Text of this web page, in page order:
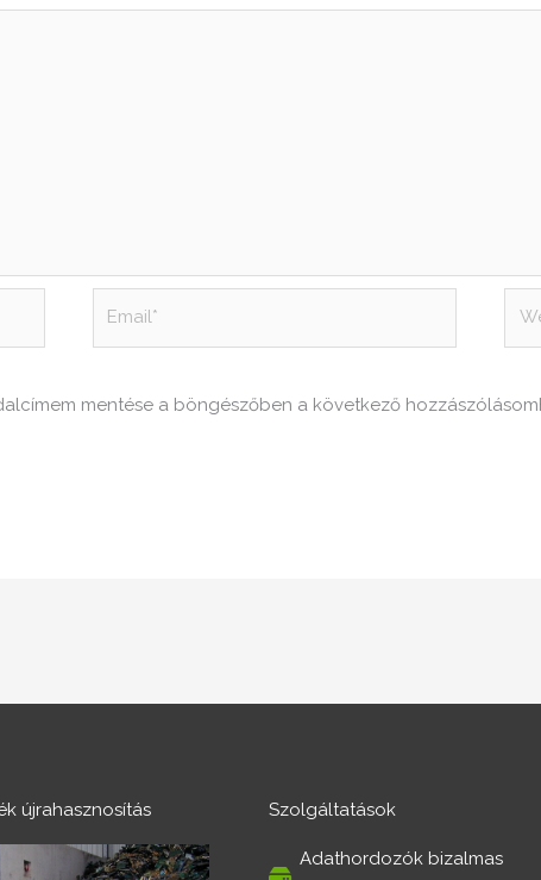
mentése a böngészőben a következő
újrahasznosítás Szolgáltatások
Adathordozók bizalmas